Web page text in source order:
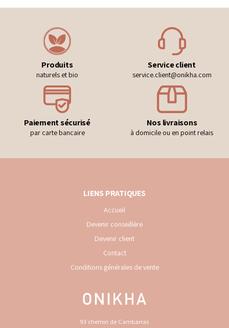
Produits
naturels et bio
Service client
service.client@onikha.com
Paiement sécurisé
par carte bancaire
Nos livraisons
à domicile ou en point relais
LIENS PRATIQUES
Accueil
Devenir conseillère
Devenir client
Contact
Conditions générales de vente
93 chemin de Cambarras